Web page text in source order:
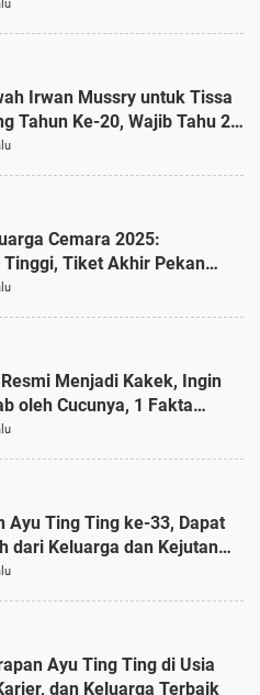
Irwan Mussry untuk Tissa
Tahun Ke-20, Wajib Tahu 2
Cemara 2025:
Tiket Akhir Pekan
Menjadi Kakek, Ingin
oleh Cucunya, 1 Fakta
Ayu Ting Ting ke-33, Dapat
dari Keluarga dan Kejutan
Ayu Ting Ting di Usia
dan Keluarga Terbaik